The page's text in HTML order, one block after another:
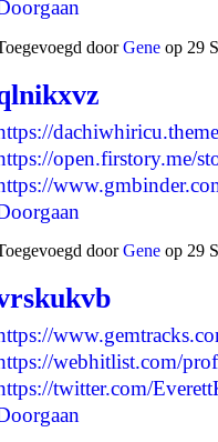
doorGene op 29
open.firstory.me/
doorGene op 29
webhitlist.com/
twitter.com/